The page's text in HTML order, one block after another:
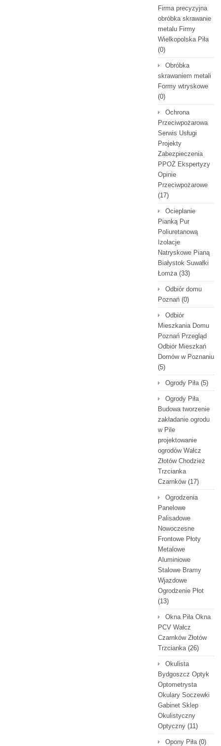
Firma precyzyjna
obróbka skrawanie
metalu Firmy
Wielkopolska Piła
(0)
Obróbka
skrawaniem metali
Formy wtryskowe
(0)
Ochrona
Przeciwpożarowa
Serwis Usługi
Projekty
Zabezpieczenia
PPOŻ Ekspertyzy
Opinie
Przeciwpożarowe
(17)
Ocieplanie
Pianką Pur
Poliuretanową
Izolacje
Natryskowe Pianą
Białystok Suwałki
Łomża(33)
Odbiór domu
Poznań (0)
Odbiór
Mieszkania Domu
Poznań Przegląd
Odbiór Mieszkań
Domów w Poznaniu
(5)
Ogrody Piła(5)
Ogrody Piła
Budowa tworzenie
zakładanie ogrodu
w Pile
projektowanie
ogrodów Wałcz
Złotów Chodzież
Trzcianka
Czarnków(17)
Ogrodzenia
Panelowe
Palisadowe
Nowoczesne
Frontowe Płoty
Metalowe
Aluminiowe
Stalowe Bramy
Wjazdowe
Ogrodzenie Płot
(13)
Okna Piła Okna
PCV Wałcz
Czarnków Złotów
Trzcianka(26)
Okulista
Bydgoszcz Optyk
Optometrysta
Okulary Soczewki
Gabinet Sklep
Okulistyczny
Optyczny (11)
Opony Piła(0)